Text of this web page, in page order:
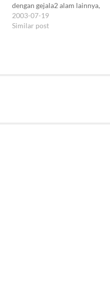
dengan gejala2 alam lainnya,
kayak warna langit yang biru itu.
Tapi Wheeler memang suka iseng
2003-07-19
Similar post